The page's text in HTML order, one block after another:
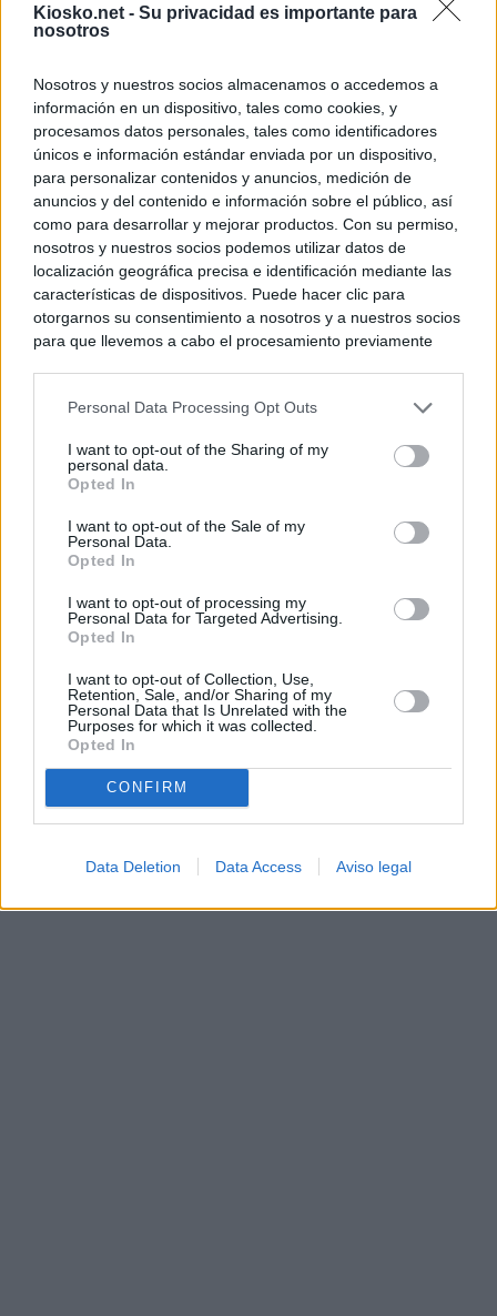
Kiosko.net - Su privacidad es importante para
nosotros
Nosotros y nuestros socios almacenamos o accedemos a
información en un dispositivo, tales como cookies, y
procesamos datos personales, tales como identificadores
únicos e información estándar enviada por un dispositivo,
para personalizar contenidos y anuncios, medición de
anuncios y del contenido e información sobre el público, así
como para desarrollar y mejorar productos. Con su permiso,
nosotros y nuestros socios podemos utilizar datos de
localización geográfica precisa e identificación mediante las
características de dispositivos. Puede hacer clic para
otorgarnos su consentimiento a nosotros y a nuestros socios
para que llevemos a cabo el procesamiento previamente
negar su consentimiento. Tenga en cuenta que algún
de su consentimiento, pero usted tiene el derecho de
rechazar tal procesamiento. Sus preferencias se aplicarán
cualquier momento entrando de nuevo en este sitio web o
visitando nuestra política de privacidad.
Personal Data Processing Opt Outs
I want to opt-out of the Sharing of my
personal data.
Opted In
I want to opt-out of the Sale of my
Personal Data.
Opted In
I want to opt-out of processing my
Personal Data for Targeted Advertising.
Opted In
I want to opt-out of Collection, Use,
Retention, Sale, and/or Sharing of my
Personal Data that Is Unrelated with the
Purposes for which it was collected.
Opted In
CONFIRM
Data Deletion Data Access Aviso legal